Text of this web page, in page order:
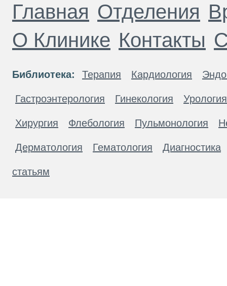
Главная Отделения
О Клинике Контакты
Библиотека: Терапия Кардиология
Гастроэнтерология Гинекология Урология
Хирургия Флебология Пульмонология
Дерматология Гематология Диагностика
статьям